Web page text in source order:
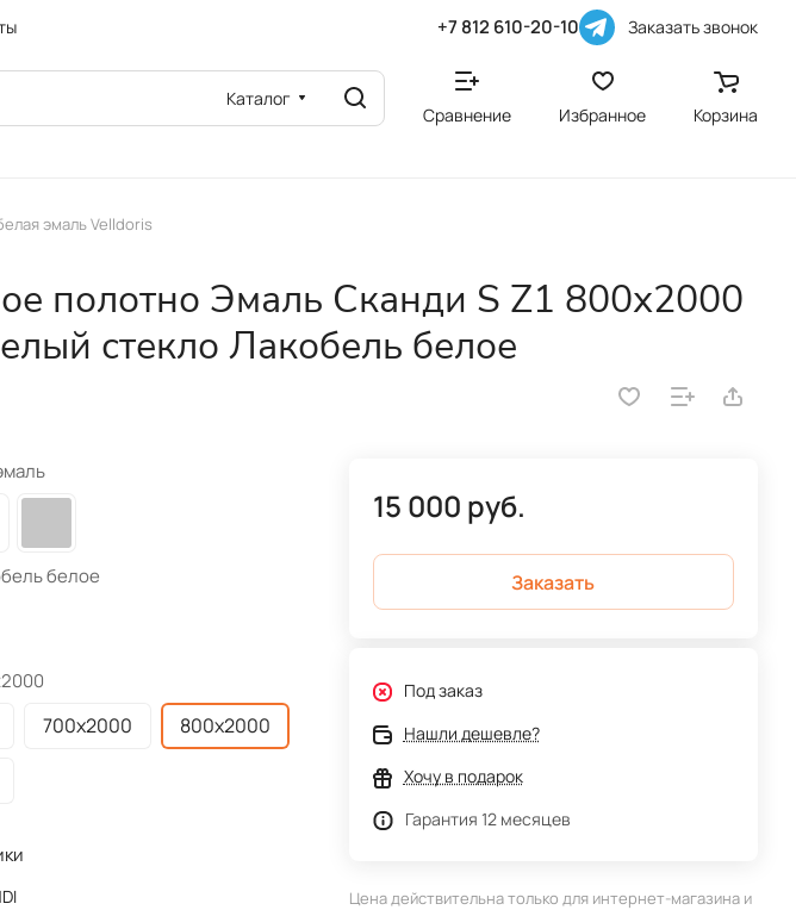
+7 812 610-20-10 Заказать звонок
Каталог
Сравнение Избранное Корзина
эмаль Velldoris
полотно Эмаль Сканди S Z1 800х2000
стекло Лакобель белое
белое
700х2000 800х2000
15 000 руб.
Заказать
Под заказ
Нашли дешевле?
Хочу в подарок
Гарантия 12 месяцев
Цена действительна только для интернет-магазина и